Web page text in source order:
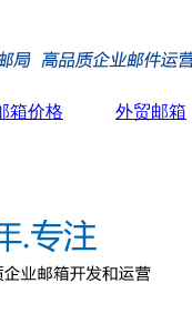
箱价格 外贸邮箱